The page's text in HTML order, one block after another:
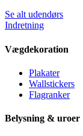
Se alt udendørs
Indretning
Vægdekoration
Plakater
Wallstickers
Flagranker
Belysning & uroer